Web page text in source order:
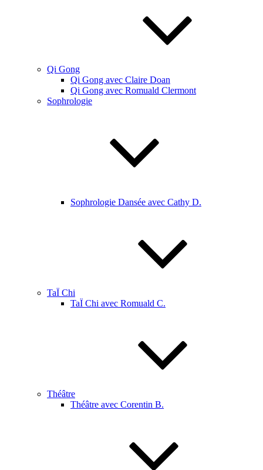
Qi Gong
Qi Gong avec Claire Doan
Qi Gong avec Romuald Clermont
Sophrologie
Sophrologie Dansée avec Cathy D.
TaÏ Chi
TaÏ Chi avec Romuald C.
Théâtre
Théâtre avec Corentin B.